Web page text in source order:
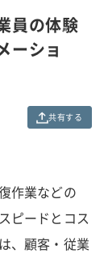
員の体験
ーショ
共有する
作業などの
ピードとコス
、顧客・従業